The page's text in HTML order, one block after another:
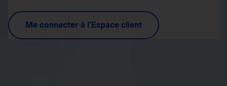
Me connecter à l'Espace client